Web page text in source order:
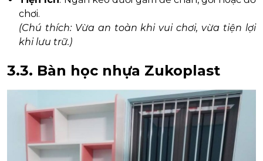
chơi.
(Chú thích: Vừa an toàn khi vui chơi, vừa tiện lợi
khi lưu trữ.)
3.3. Bàn học nhựa Zukoplast